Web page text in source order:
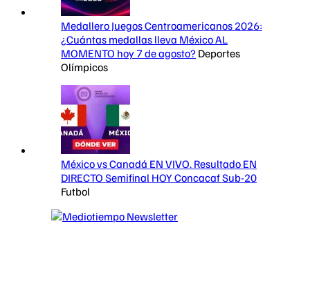
Medallero Juegos Centroamericanos 2026:
¿Cuántas medallas lleva México AL
MOMENTO hoy 7 de agosto? Deportes
Olímpicos
México vs Canadá EN VIVO. Resultado EN
DIRECTO Semifinal HOY Concacaf Sub-20
Futbol